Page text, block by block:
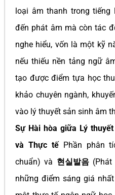
loại âm thanh trong tiếng
đến phát âm mà còn tác
nghe hiểu, vốn là một kỹ
nếu thiếu nền tảng ngữ
tạo được điểm tựa học
khảo chuyên ngành,
vào lý thuyết sản sinh âm
Sự Hài hòa giữa Lý
và Thực tếPhần phân
chuẩn) và 현실발음(Phát
những điểm sáng giá